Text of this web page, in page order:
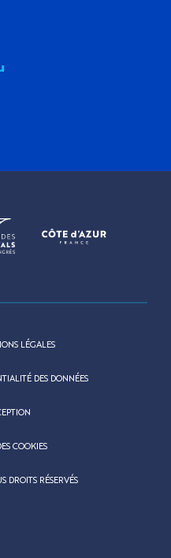
LÉGALES
DES DONNÉES
COOKIES
RÉSERVÉS